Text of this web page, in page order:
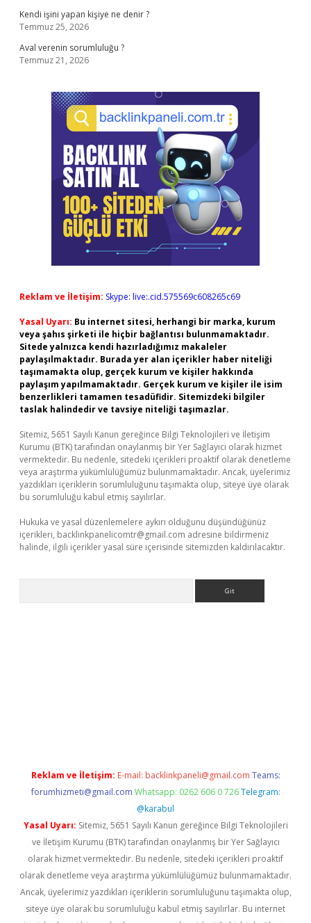
Kendi işini yapan kişiye ne denir ?
Temmuz 25, 2026
Aval verenin sorumluluğu ?
Temmuz 21, 2026
Reklam ve İletişim: Skype: live:.cid.575569c608265c69
Yasal Uyarı: Bu internet sitesi, herhangi bir marka, kurum
veya şahıs şirketi ile hiçbir bağlantısı bulunmamaktadır.
Sitede yalnızca kendi hazırladığımız makaleler
paylaşılmaktadır. Burada yer alan içerikler haber niteliği
taşımamakta olup, gerçek kurum ve kişiler hakkında
paylaşım yapılmamaktadır. Gerçek kurum ve kişiler ile isim
benzerlikleri tamamen tesadüfidir. Sitemizdeki bilgiler
taslak halindedir ve tavsiye niteliği taşımazlar.
Sitemiz, 5651 Sayılı Kanun gereğince Bilgi Teknolojileri ve İletişim
Kurumu (BTK) tarafından onaylanmış bir Yer Sağlayıcı olarak hizmet
vermektedir. Bu nedenle, sitedeki içerikleri proaktif olarak denetleme
veya araştırma yükümlülüğümüz bulunmamaktadır. Ancak, üyelerimiz
yazdıkları içeriklerin sorumluluğunu taşımakta olup, siteye üye olarak
bu sorumluluğu kabul etmiş sayılırlar.
Hukuka ve yasal düzenlemelere aykırı olduğunu düşündüğünüz
içerikleri, backlinkpanelicomtr@gmail.com adresine bildirmeniz
halinde, ilgili içerikler yasal süre içerisinde sitemizden kaldırılacaktır.
Reklam ve İletişim: E-mail: backlinkpaneli@gmail.com Teams:
forumhizmeti@gmail.com Whatsapp: 0262 606 0 726 Telegram:
@karabul
Yasal Uyarı: Sitemiz, 5651 Sayılı Kanun gereğince Bilgi Teknolojileri
ve İletişim Kurumu (BTK) tarafından onaylanmış bir Yer Sağlayıcı
olarak hizmet vermektedir. Bu nedenle, sitedeki içerikleri proaktif
olarak denetleme veya araştırma yükümlülüğümüz bulunmamaktadır.
Ancak, üyelerimiz yazdıkları içeriklerin sorumluluğunu taşımakta olup,
siteye üye olarak bu sorumluluğu kabul etmiş sayılırlar. Bu internet